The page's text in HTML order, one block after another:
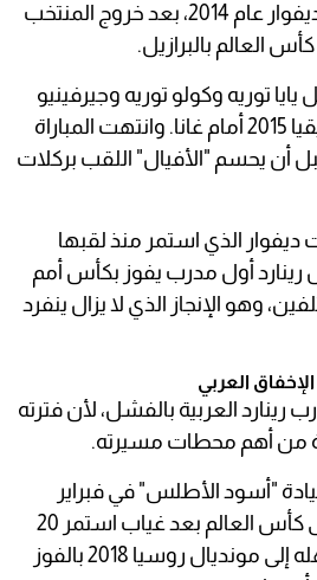
تولى رينارد تدريب كوت ديفوار عام 2014، بعد خروج المنتخب
العالم بالبرازيل.
توريه وكولو توريه وجيرفينيو
إلى نهائي كأس أمم أفريقيا 2015 أمام غانا. وانتهت المباراة
أن يحسم "الأفيال" اللقب بركلات
ديفوار الذي استمر منذ لقبها
كما جعل رينارد أول مدرب يفوز بكأس أمم
وهو الإنجاز الذي لا يزال ينفرد
العربي
العربية بالفشل، لأن فترته
من أهم محطات مسيرته.
"أسود الأطلس" في فبراير
2016، ثم أعاد المنتخب إلى كأس العالم بعد غياب استمر 20
عامًا. وحسم المغرب تأهله إلى مونديال روسيا 2018 بالفوز